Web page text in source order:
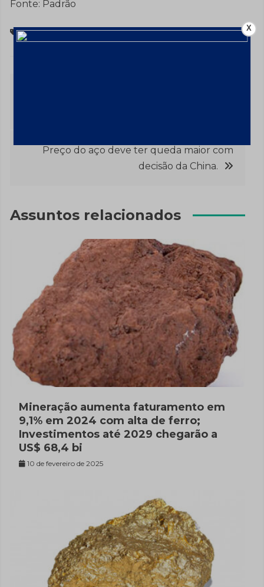
Fonte: Padrão
Processos
PostPreço do aço deve ter queda maior com
decisão da China.
Assuntos relacionados
Mineração aumenta faturamento em
9,1% em 2024 com alta de ferro;
Investimentos até 2029 chegarão a
US$ 68,4 bi
10 de fevereiro de 2025
X